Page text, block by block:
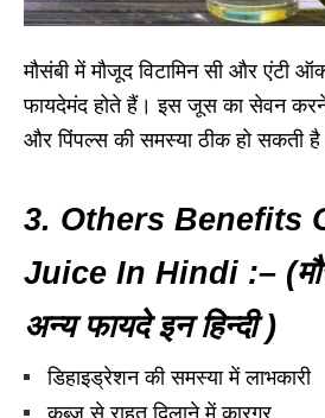
मौसंबी में मौजूद विटामिन सी और एंटी
फायदेमंद होते हैं। इस जूस का सेवन
और पिंपल्स की समस्या ठीक हो सकती
3. Others Benefits
Juice In Hindi :–
अन्य फायदे इन हिन्दी )
डिहाइड्रेशन की समस्या में लाभकारी
कब्ज से राहत दिलाने में कारगर